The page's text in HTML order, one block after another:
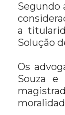
Segundo
a
Solução
Os
Souza e